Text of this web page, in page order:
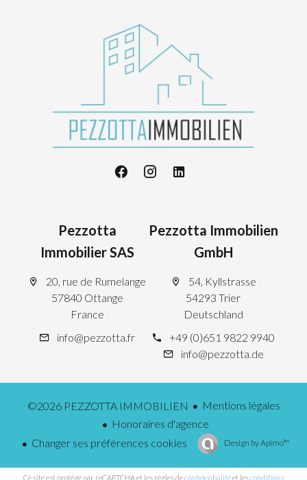
Pezzotta
Immobilier SAS
20, rue de Rumelange
57840 Ottange
France
info@pezzotta.fr
Pezzotta Immobilien
GmbH
54, Kyllstrasse
54293 Trier
Deutschland
+49 (0)651 9822 9940
info@pezzotta.de
©2026 PEZZOTTA IMMOBILIEN
Mentions légales
Honoraires d'agence
Changer ses préférences cookies
Design byApimo™
Ce site est protégé par reCAPTCHA et les règles deconfidentialitéet lesconditions